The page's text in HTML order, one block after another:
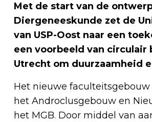
Met de start van de
Diergeneeskunde zet de
van USP-Oost naar een
een voorbeeld van
Utrecht om duurzaamheid
Het nieuwe
het Androclusgebouw en
het MGB. Door middel van